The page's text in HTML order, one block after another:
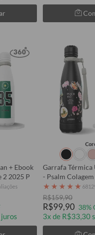
+ Ebook
2025 P
Garrafa Térmica
- Psalm Colagem
★ ★ ★ ★ ★
R$159,90
R$99,90 38%
3x de R$33,30